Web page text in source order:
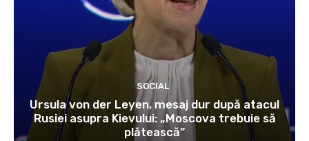
SOCIAL
Ursula von der Leyen, mesaj dur după atacul
Rusiei asupra Kievului: „Moscova trebuie să
plătească”